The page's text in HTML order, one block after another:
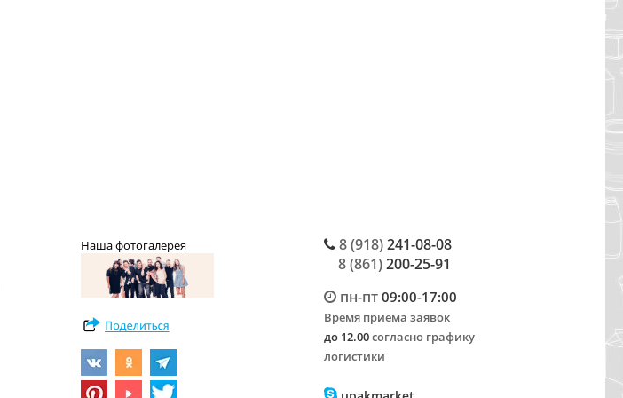
Наша фотогалерея 8 (918)241-08-08
8 (861)200-25-91
пн-пт09:00-17:00
Время приема заявок
до 12.00согласно графику
логистики